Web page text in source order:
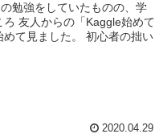
勉強をしていたものの、学
友人からの「Kaggle始めて
て見ました。 初心者の拙い
2020.04.29